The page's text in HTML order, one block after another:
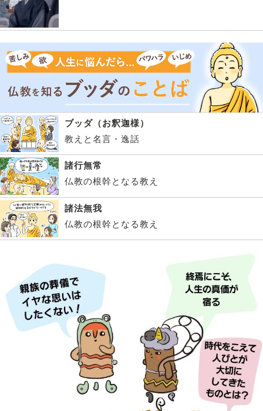
ブッダ（お釈迦様）
教えと名言・逸話
諸行無常
仏教の根幹となる教え
諸法無我
仏教の根幹となる教え